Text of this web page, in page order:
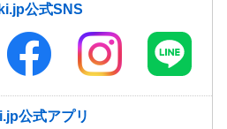
公式SNS
公式アプリ